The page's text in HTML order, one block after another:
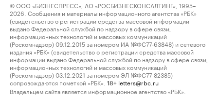
© ООО «БИЗНЕСПРЕСС», АО «РОСБИЗНЕСКОНСАЛТИНГ», 1995–
2026. Сообщения и материалы информационного агентства «РБК»
(свидетельство о регистрации средства массовой информации
выдано Федеральной службой по надзору в сфере связи,
информационных технологий и массовых коммуникаций
(Роскомнадзор) 09.12.2015 за номером ИА №ФС77-63848) и сетевого
издания «РБК» (свидетельство о регистрации средства массовой
информации выдано Федеральной службой по надзору в сфере связи,
информационных технологий и массовых коммуникаций
(Роскомнадзор) 03.12.2021 за номером ЭЛ №ФС77-82385)
сопровождаются пометкой «РБК».
18+ letters@rbc.ru
Владельцем сайта является информационное агентство «РБК».